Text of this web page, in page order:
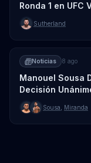
Ronda 1 en UFC
Sutherland
Noticias 8 ago
Manouel Sousa
Decisión
Sousa Miranda